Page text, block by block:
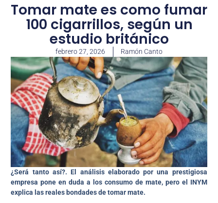
Tomar mate es como fumar
100 cigarrillos, según un
estudio británico
febrero 27, 2026 Ramón Canto
¿Será tanto así?. El análisis elaborado por una prestigiosa
empresa pone en duda a los consumo de mate, pero el INYM
explica las reales bondades de tomar mate.